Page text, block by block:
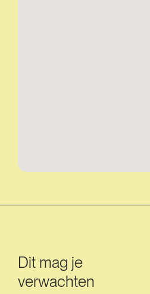
Dit mag je
verwachten